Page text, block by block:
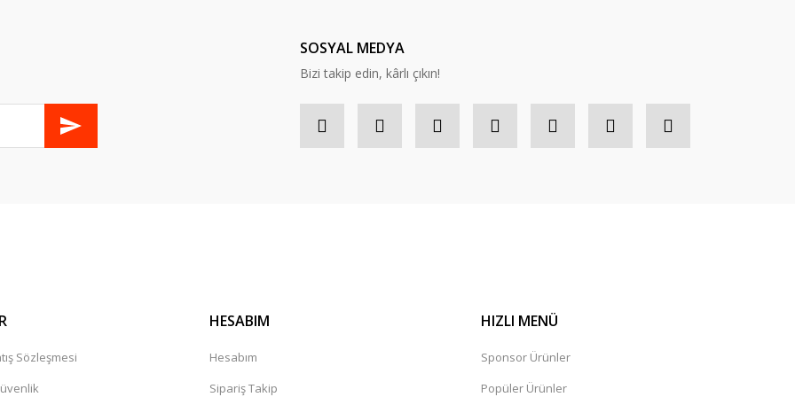
SOSYAL MEDYA
Bizi takip edin, kârlı çıkın!
Sözleşmesi
HESABIM
Hesabım
Sipariş Takip
HIZLI MENÜ
Sponsor Ürünler
Popüler Ürünler